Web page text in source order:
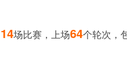
14场比赛，上场64个轮次，